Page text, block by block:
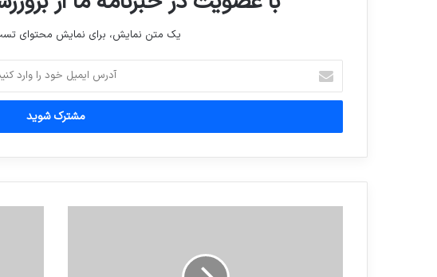
یک متن نمایش، برای نمایش محتوای
آدرس
ایمیل
خود
وارد